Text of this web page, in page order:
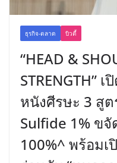
ธุรกิจ-ตลาด บิวตี้
“HEAD &
STRENGTH”
หนังศีรษะ 3 สู
Sulfide 1% ข
100%^ พร้อมเ